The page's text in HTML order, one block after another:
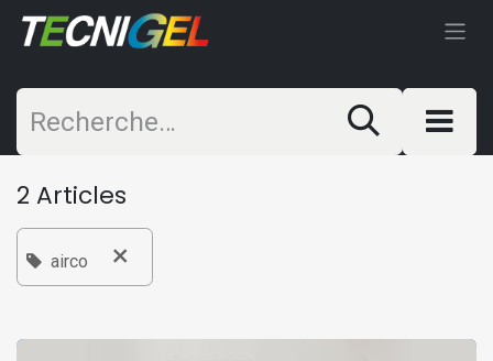
Se rendre au contenu
2 Articles
airco ×